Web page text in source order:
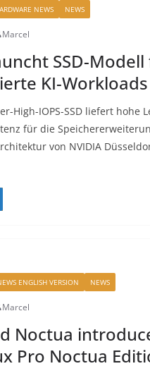
NEWS NEWS
Marcel
SSD-
KI-Workloads​
High-IOPS-SSD liefert hohe
für die
von NVIDIA​
ENGLISH VERSION NEWS
Marcel
Noctua
Pro Noctua